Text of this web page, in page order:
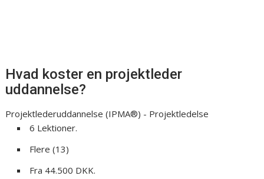
Hvad koster en projektleder
uddannelse?
Projektlederuddannelse (IPMA®) - Projektledelse
6 Lektioner.
Flere (13)
Fra 44.500 DKK.